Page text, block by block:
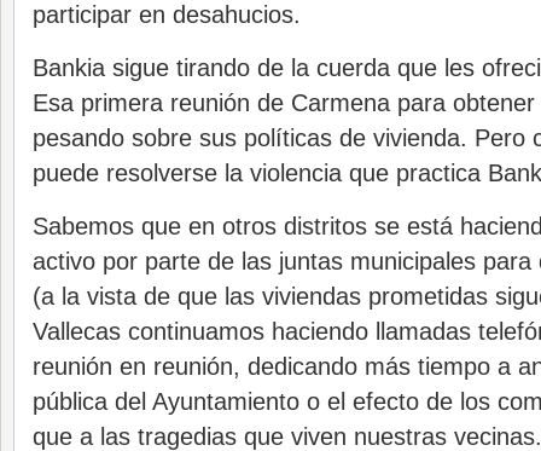
participar en desahucios.
Bankia sigue tirando de la cuerda que les
Esa primera reunión de Carmena para
pesando sobre sus políticas de vivienda. Pero
puede resolverse la violencia que practica
Sabemos que en otros distritos se está
activo por parte de las juntas municipales para
(a la vista de que las viviendas prometidas
Vallecas continuamos haciendo llamadas
reunión en reunión, dedicando más tiempo a
pública del Ayuntamiento o el efecto de los
que a las tragedias que viven nuestras